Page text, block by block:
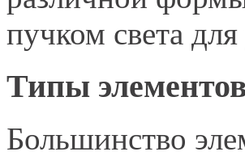
пучком света
Типы
Большинство